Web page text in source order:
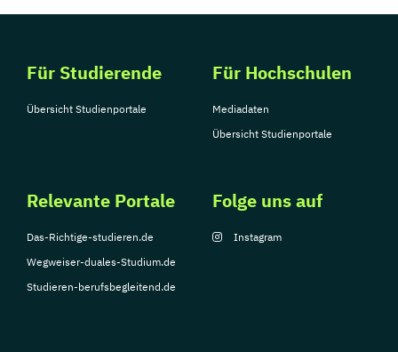
Für Studierende
Übersicht Studienportale
Für Hochschulen
Mediadaten
Übersicht Studienportale
Relevante Portale
Das-Richtige-studieren.de
Wegweiser-duales-Studium.de
Studieren-berufsbegleitend.de
Folge uns auf
Instagram